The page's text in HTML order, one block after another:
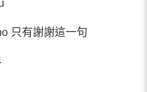
只有謝謝這一句